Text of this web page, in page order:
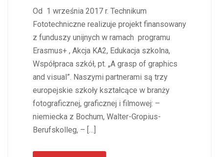
Od 1 września 2017 r. Technikum
Fototechniczne realizuje projekt finansowany
z funduszy unijnych w ramach programu
Erasmus+ , Akcja KA2, Edukacja szkolna,
Współpraca szkół, pt. „A grasp of graphics
and visual”. Naszymi partnerami są trzy
europejskie szkoły kształcące w branży
fotograficznej, graficznej i filmowej: –
niemiecka z Bochum, Walter-Gropius-
Berufskolleg, – […]